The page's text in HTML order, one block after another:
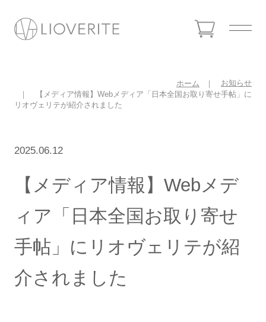
ホーム
お知らせ
【メディア情報】Webメディア「日本全国お取り寄せ手帖」に
リオヴェリテが紹介されました
2025.06.12
【メディア情報】Webメデ
ィア「日本全国お取り寄せ
手帖」にリオヴェリテが紹
介されました